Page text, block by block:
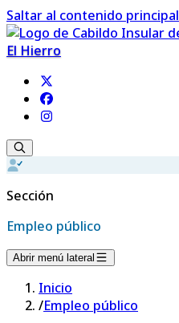
Saltar al contenido principal
El Hierro
Sección
Empleo público
Abrir menú lateral
Inicio
/Empleo público